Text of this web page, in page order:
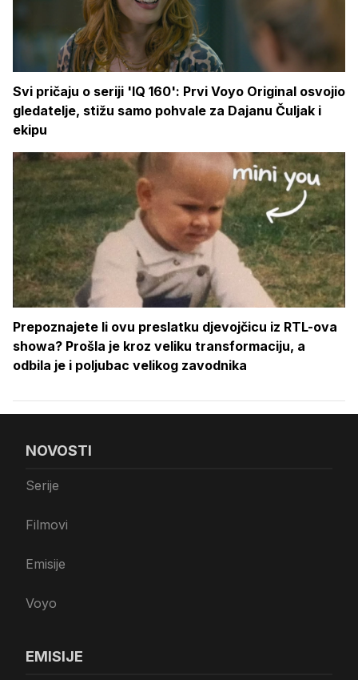
Svi pričaju o seriji 'IQ 160': Prvi Voyo Original osvojio
gledatelje, stižu samo pohvale za Dajanu Čuljak i
ekipu
Prepoznajete li ovu preslatku djevojčicu iz RTL-ova
showa? Prošla je kroz veliku transformaciju, a
odbila je i poljubac velikog zavodnika
NOVOSTI
Serije
Filmovi
Emisije
Voyo
EMISIJE